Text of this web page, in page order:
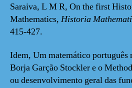
Saraiva, L M R, On the first
Mathematics, Historia
415-427.
Idem, Um matemático português
Borja Garção Stockler e o
ou desenvolvimento geral das